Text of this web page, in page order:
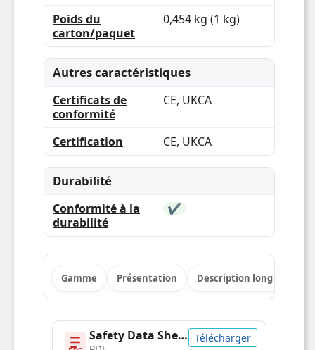
Poids du
carton/paquet
0,454 kg (1 kg)
Autres caractéristiques
Certificats de
conformité
CE, UKCA
Certification CE, UKCA
Durabilité
Conformité à la
durabilité
✔
Gamme Présentation Description longue
Safety Data Sheet Télécharger